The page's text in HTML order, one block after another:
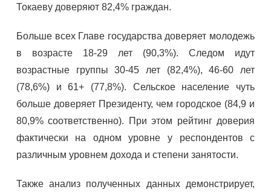
Токаеву доверяют 82,4% граждан.
Больше всех Главе государства доверяет молодежь
в возрасте 18-29 лет (90,3%). Следом идут
возрастные группы 30-45 лет (82,4%), 46-60 лет
(78,6%) и 61+ (77,8%). Сельское население чуть
больше доверяет Президенту, чем городское (84,9 и
80,9% соответственно). При этом рейтинг доверия
фактически на одном уровне у респондентов с
различным уровнем дохода и степени занятости.
Также анализ полученных данных демонстрирует,